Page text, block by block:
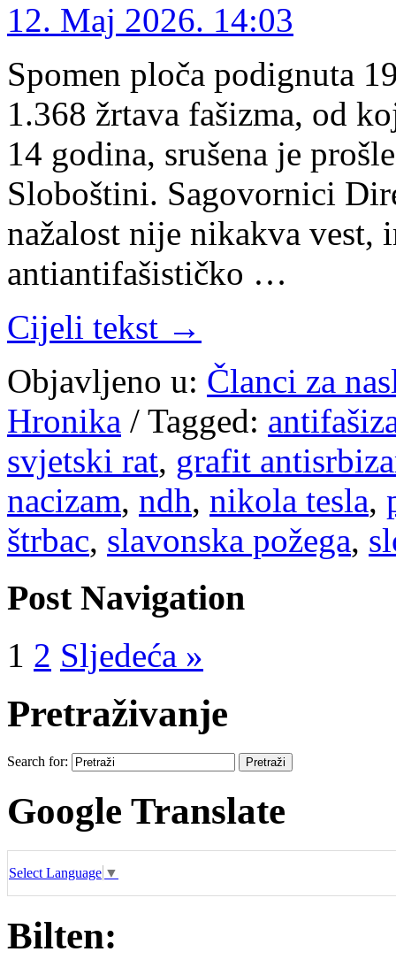
12. Maj 2026. 14:03
Spomen ploča podignuta
1.368 žrtava fašizma, od
14 godina, srušena je
Sloboštini. Sagovornici
nažalost nije nikakva vest,
antiantifašističko …
Cijeli tekst →
Objavljeno u: Članci za
Hronika / Tagged:
svjetski rat, grafit
nacizam, ndh, nikola tesla,
štrbac, slavonska požega,
Post Navigation
1 2 Sljedeća »
Pretraživanje
Search for:
Google Translate
Select Language ▼
Bilten: